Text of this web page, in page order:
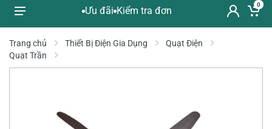
Ưu đãi Kiểm tra đơn
0
Trang chủ Thiết Bị Điện Gia Dụng
Quạt Điện
Quạt Trần